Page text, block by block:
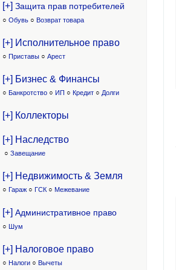
[+] Защита прав потребителей
○ Обувь ○ Возврат товара
[+] Исполнительное право
○ Приставы ○ Арест
[+] Бизнес & Финансы
○ Банкротство ○ ИП ○ Кредит ○ Долги
[+] Коллекторы
[+] Наследство
○ Завещание
[+] Недвижимость & Земля
○ Гараж ○ ГСК ○ Межевание
[+] Административное право
○ Шум
[+] Налоговое право
○ Налоги ○ Вычеты